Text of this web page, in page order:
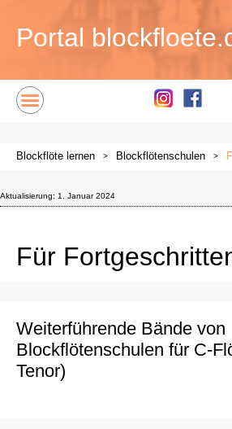
Portal
Blockflöte lernen Blockflötenschulen
Aktualisierung: 1. Januar 2024
Für
Weiterführende Bände von
Blockflötenschulen für C-
Tenor)